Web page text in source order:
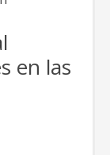
en las